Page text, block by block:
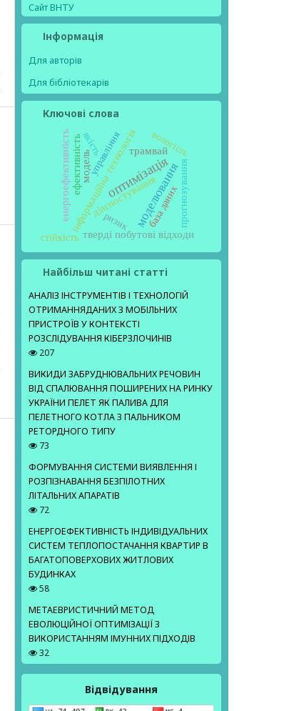
Сайт ВНТУ
Інформація
Для авторів
Для бібліотекарів
Ключові слова
оптимізація
моделювання
інформаційна технологія
ефективністьмодель
тверді побутові відходи
прогнозування
енергоефективність діагностування
трамвайвологість
ризик
управління
стійкість
якість
база даних
Найбільш читані статті
АНАЛІЗ ІНСТРУМЕНТІВ І ТЕХНОЛОГІЙ
ОТРИМАННЯДАНИХ З МОБІЛЬНИХ
ПРИСТРОЇВ У КОНТЕКСТІ
РОЗСЛІДУВАННЯ КІБЕРЗЛОЧИНІВ
207
ВИКИДИ ЗАБРУДНЮВАЛЬНИХ РЕЧОВИН
ВІД СПАЛЮВАННЯ ПОШИРЕНИХ НА РИНКУ
УКРАЇНИ ПЕЛЕТ ЯК ПАЛИВА ДЛЯ
ПЕЛЕТНОГО КОТЛА З ПАЛЬНИКОМ
РЕТОРДНОГО ТИПУ
73
ФОРМУВАННЯ СИСТЕМИ ВИЯВЛЕННЯ І
РОЗПІЗНАВАННЯ БЕЗПІЛОТНИХ
ЛІТАЛЬНИХ АПАРАТІВ
72
ЕНЕРГОЕФЕКТИВНІСТЬ ІНДИВІДУАЛЬНИХ
СИСТЕМ ТЕПЛОПОСТАЧАННЯ КВАРТИР В
БАГАТОПОВЕРХОВИХ ЖИТЛОВИХ
БУДИНКАХ
58
МЕТАЕВРИСТИЧНИЙ МЕТОД
ЕВОЛЮЦІЙНОЇ ОПТИМІЗАЦІЇ З
ВИКОРИСТАННЯМ ІМУННИХ ПІДХОДІВ
32
Відвідування